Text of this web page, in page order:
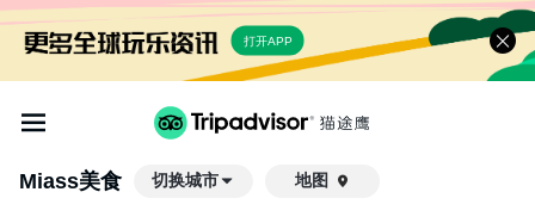
打开APP
Miass美食 切换城市 地图 